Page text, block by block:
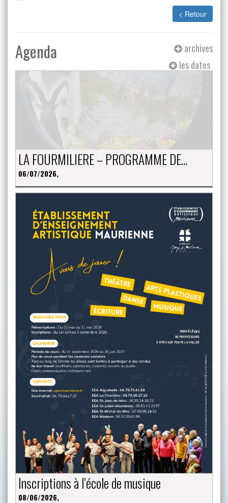
< Retour
Agenda
archives
les dates
LA FOURMILIERE – PROGRAMME DE…
06/07/2026,
Inscriptions à l’école de musique
08/06/2026,